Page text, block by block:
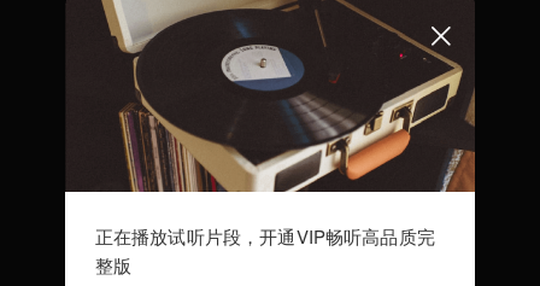
正在播放试听片段，开通VIP畅听高品质完
整版
